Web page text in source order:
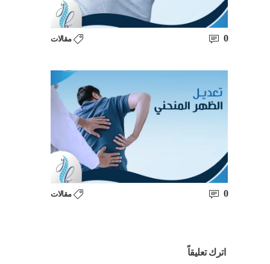
مقالات 0
مقالات 0
اترك تعليقاً